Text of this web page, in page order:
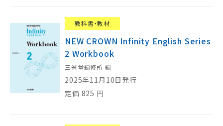
教科書・教材
NEW CROWN Infinity English Series
2 Workbook
三省堂編修所 編
2025年11月10日発行
定価 825 円